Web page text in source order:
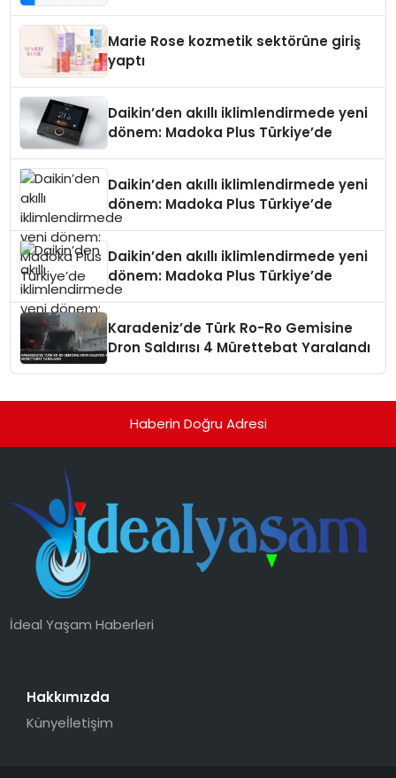
Marie Rose kozmetik sektörüne giriş
yaptı
Daikin’den akıllı iklimlendirmede yeni
dönem: Madoka Plus Türkiye’de
Daikin’den akıllı iklimlendirmede yeni
dönem: Madoka Plus Türkiye’de
Daikin’den akıllı iklimlendirmede yeni
dönem: Madoka Plus Türkiye’de
Karadeniz’de Türk Ro-Ro Gemisine
Dron Saldırısı 4 Mürettebat Yaralandı
Haberin Doğru Adresi
İdeal Yaşam Haberleri
Hakkımızda
Künyeİletişim